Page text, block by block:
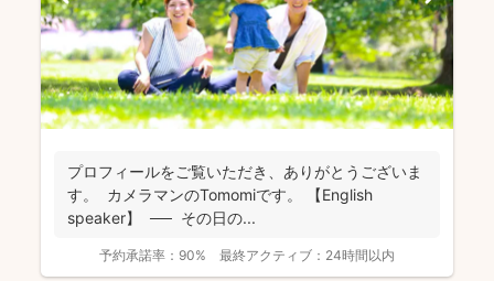
プロフィールをご覧いただき、ありがとうございま
す。 カメラマンのTomomiです。 【English
speaker】 ── その日の...
予約承諾率： 90% 最終アクティブ： 24時間以内